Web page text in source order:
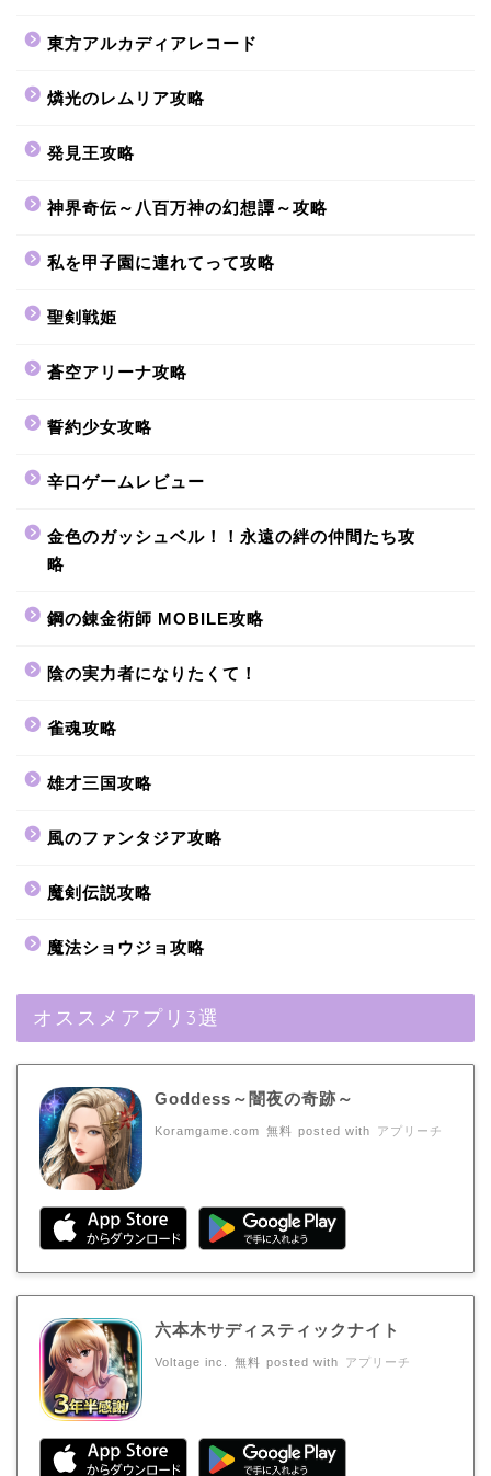
東方アルカディアレコード
燐光のレムリア攻略
発見王攻略
神界奇伝～八百万神の幻想譚～攻略
私を甲子園に連れてって攻略
聖剣戦姫
蒼空アリーナ攻略
誓約少女攻略
辛口ゲームレビュー
金色のガッシュベル！！永遠の絆の仲間たち攻
略
鋼の錬金術師 MOBILE攻略
陰の実力者になりたくて！
雀魂攻略
雄才三国攻略
風のファンタジア攻略
魔剣伝説攻略
魔法ショウジョ攻略
オススメアプリ3選
Goddess～闇夜の奇跡～
Koramgame.com 無料 posted with アプリーチ
六本木サディスティックナイト
Voltage inc. 無料 posted with アプリーチ